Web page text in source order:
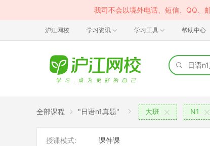
我司不会以境外电话、短信、QQ、
沪江网校 学习资讯 学习工具 帮助中心
全部课程 "日语n1真题" 大班 N1
授课模式: 课件课